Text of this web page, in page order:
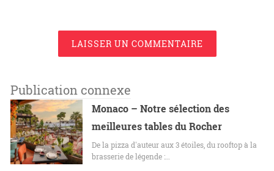
LAISSER UN COMMENTAIRE
Publication connexe
Monaco – Notre sélection des
meilleures tables du Rocher
De la pizza d'auteur aux 3 étoiles, du rooftop à la
brasserie de légende :…